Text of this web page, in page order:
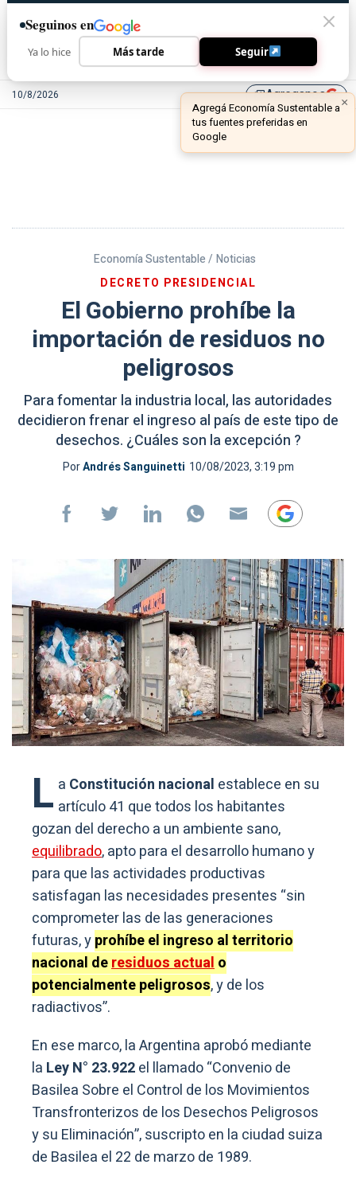
10/8/2026 library_addAgreganos
Economía Sustentable / Noticias
DECRETO PRESIDENCIAL
El Gobierno prohíbe la
importación de residuos no
peligrosos
Para fomentar la industria local, las autoridades
decidieron frenar el ingreso al país de este tipo de
desechos. ¿Cuáles son la excepción ?
PorAndrés Sanguinetti 10/08/2023, 3:19 pm
L a Constitución nacional establece en su
artículo 41 que todos los habitantes
gozan del derecho a un ambiente sano,
equilibrado, apto para el desarrollo humano y
para que las actividades productivas
satisfagan las necesidades presentes “sin
comprometer las de las generaciones
futuras, yprohíbe el ingreso al territorio
nacional deresiduos actualo
potencialmente peligrosos, y de los
radiactivos”.
En ese marco, la Argentina aprobó mediante
la Ley N° 23.922el llamado “Convenio de
Basilea Sobre el Control de los Movimientos
Transfronterizos de los Desechos Peligrosos
y su Eliminación”, suscripto en la ciudad suiza
de Basilea el 22 de marzo de 1989.
Seguinos en
Ya lo hice Más tarde Seguir